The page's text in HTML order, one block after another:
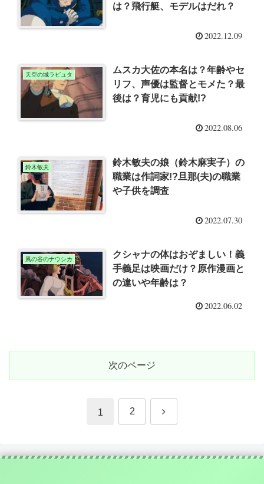
は？飛行艇、モデルはだれ？
2022.12.09
天空の城ラピュタ
ムスカ大佐の本名は？年齢やセ
リフ、声優は監督とモメた？最
後は？育児にも貢献!?
2022.08.06
鈴木敏夫
鈴木敏夫の娘（鈴木麻実子）の
職業は作詞家!?旦那(夫)の職業
や子供を調査
2022.07.30
風の谷のナウシカ
クシャナの体はおぞましい！義
手義足は映画だけ？原作漫画と
の違いや年齢は？
2022.06.02
次のページ
1 2 次